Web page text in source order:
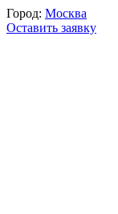
Город: Москва
Оставить заявку